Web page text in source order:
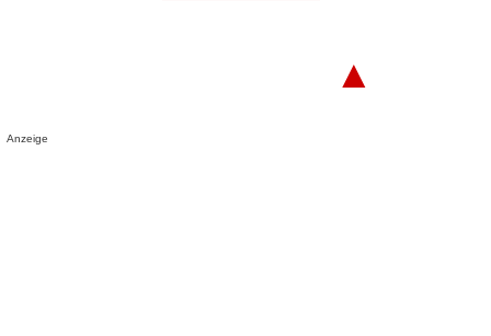
▲
Anzeige